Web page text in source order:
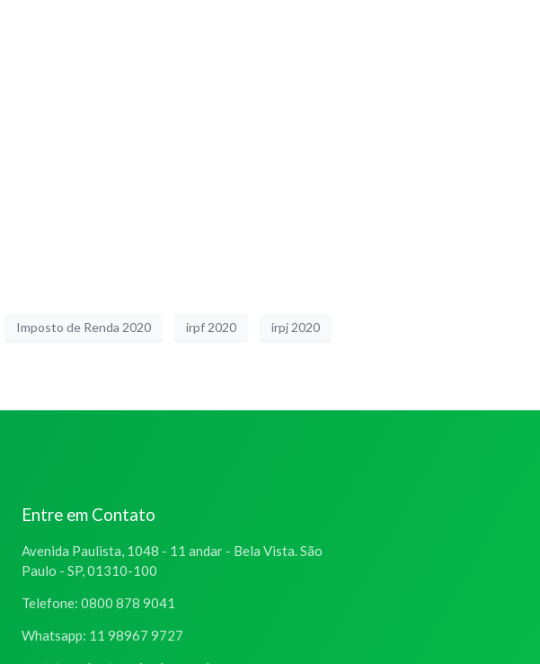
Imposto de Renda 2020 irpf 2020 irpj 2020
Entre em Contato
Avenida Paulista, 1048 - 11 andar - Bela Vista. São
Paulo - SP, 01310-100
Telefone: 0800 878 9041
Whatsapp: 11 98967 9727